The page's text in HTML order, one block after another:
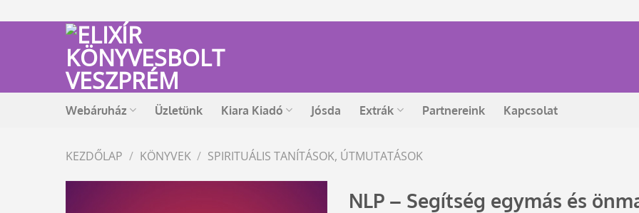
to
Webáruház Üzletünk Kiara Kiadó Jósda Extrák Partnereink Kapcsolat
KEZDŐLAP / KÖNYVEK / SPIRITUÁLIS TANÍTÁSOK, ÚTMUTATÁSOK
NLP – Segítség egymás és